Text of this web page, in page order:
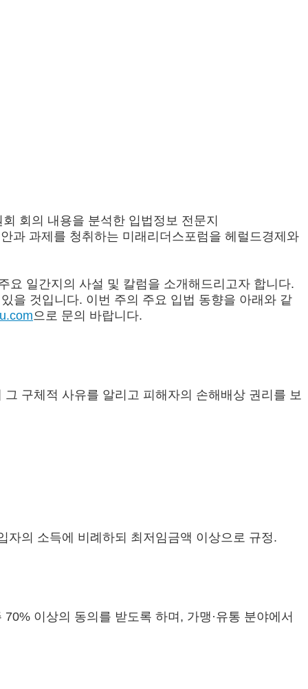
회의 내용을 분석한 입법정보 전문지
과 과제를 청취하는 미래리더스포럼을 헤럴드경제와
요 일간지의 사설 및 칼럼을 소개해드리고자 합니다.
을 것입니다. 이번 주의 주요 입법 동향을 아래와 같
으로 문의 바랍니다.
구체적 사유를 알리고 피해자의 손해배상 권리를 보
의 소득에 비례하되 최저임금액 이상으로 규정.
이상의 동의를 받도록 하며, 가맹·유통 분야에서